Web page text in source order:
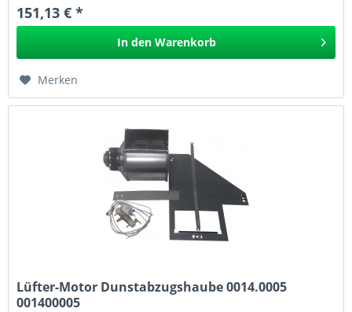
151,13 € *
In den Warenkorb
Merken
Lüfter-Motor Dunstabzugshaube 0014.0005
001400005